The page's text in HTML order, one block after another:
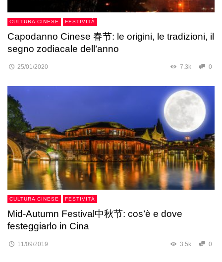
CULTURA CINESE FESTIVITÀ
Capodanno Cinese 春节: le origini, le tradizioni, il
segno zodiacale dell’anno
25/01/2020 7.3k 0
CULTURA CINESE FESTIVITÀ
Mid-Autumn Festival中秋节: cos’è e dove
festeggiarlo in Cina
11/09/2019 3.5k 0